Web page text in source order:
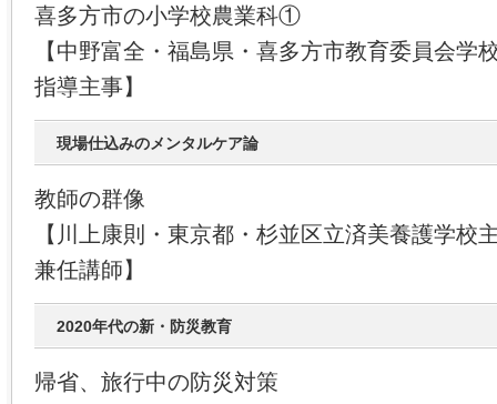
喜多方市の小学校農業科①
【中野富全・福島県・喜多方市教育委員会学
指導主事】
現場仕込みのメンタルケア論
教師の群像
【川上康則・東京都・杉並区立済美養護学校
兼任講師】
2020年代の新・防災教育
帰省、旅行中の防災対策